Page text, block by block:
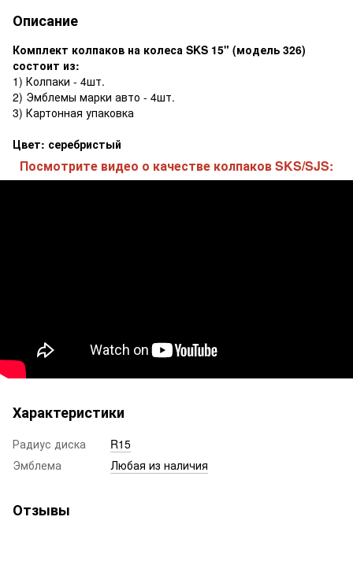
Описание
Комплект колпаков на колеса SKS 15" (модель 326)
состоит из:
1) Колпаки - 4шт.
2) Эмблемы марки авто - 4шт.
3) Картонная упаковка
Цвет: серебристый
Посмотрите видео о качестве колпаков SKS/SJS:
Характеристики
Радиус диска
R15
Эмблема
Любая из наличия
Отзывы